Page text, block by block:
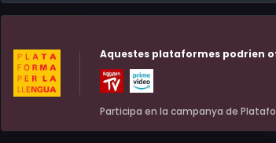
Aquestes plataformes podrien
Participa en la campanya de